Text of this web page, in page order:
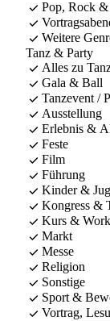
Pop, Rock &
Weitere
Tanz & Party
Alles zu
Gala & Ball
Tanzevent /
Ausstellung
Erlebnis &
Feste
Film
Führung
Kinder &
Kongress &
Kurs &
Markt
Messe
Religion
Sonstige
Sport &
Vortrag,